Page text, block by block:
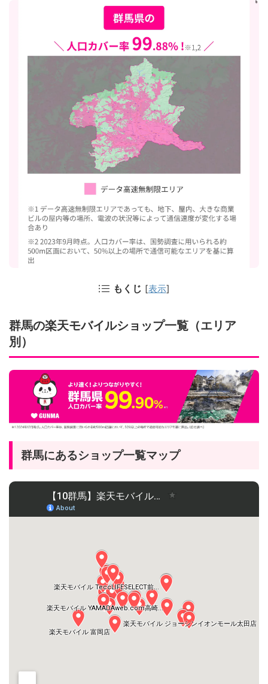
もくじ [表示]
群馬の楽天モバイルショップ一覧（エリア
別）
群馬にあるショップ一覧マップ